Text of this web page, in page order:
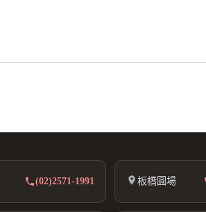
(02)2571-1991 板橋圓場